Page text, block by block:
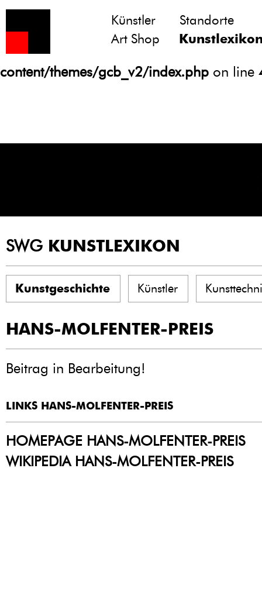
Notice
: Undefined variable: atts in
/homepages/21/d13550920/htdocs/
content/themes/gcb_v2/index.php on line
Künstler
Standorte
Art Shop
SWG KUNSTLEXIKON
Kunstgeschichte Künstler
HANS-MOLFENTER-PREIS
Beitrag in Bearbeitung!
LINKS HANS-MOLFENTER-PREIS
HOMEPAGE HANS-MOLFENTER-PREIS
WIKIPEDIA HANS-MOLFENTER-PREIS